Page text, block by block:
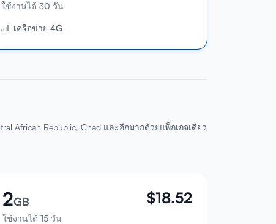
ใช้งานได้ 30 วัน
เครือข่าย 4G
African Republic, Chad และอีกมากด้วยแพ็กเกจเดียว
2GB
ใช้งานได้ 15 วัน
$18.52